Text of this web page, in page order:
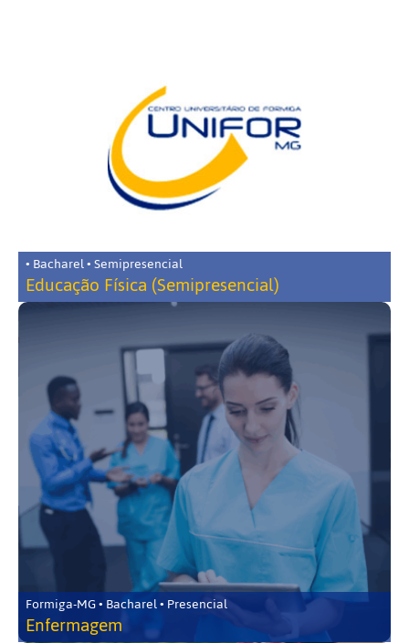
• Bacharel • Semipresencial
Educação Física (Semipresencial)
Formiga-MG • Bacharel • Presencial
Enfermagem